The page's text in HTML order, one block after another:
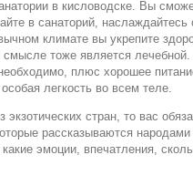
в кисловодске. Вы
в санаторий,
климате вы укрепите
тоже является
плюс хорошее
легкость во всем теле.
стран, то вас
рассказываются
эмоции, впечатления,